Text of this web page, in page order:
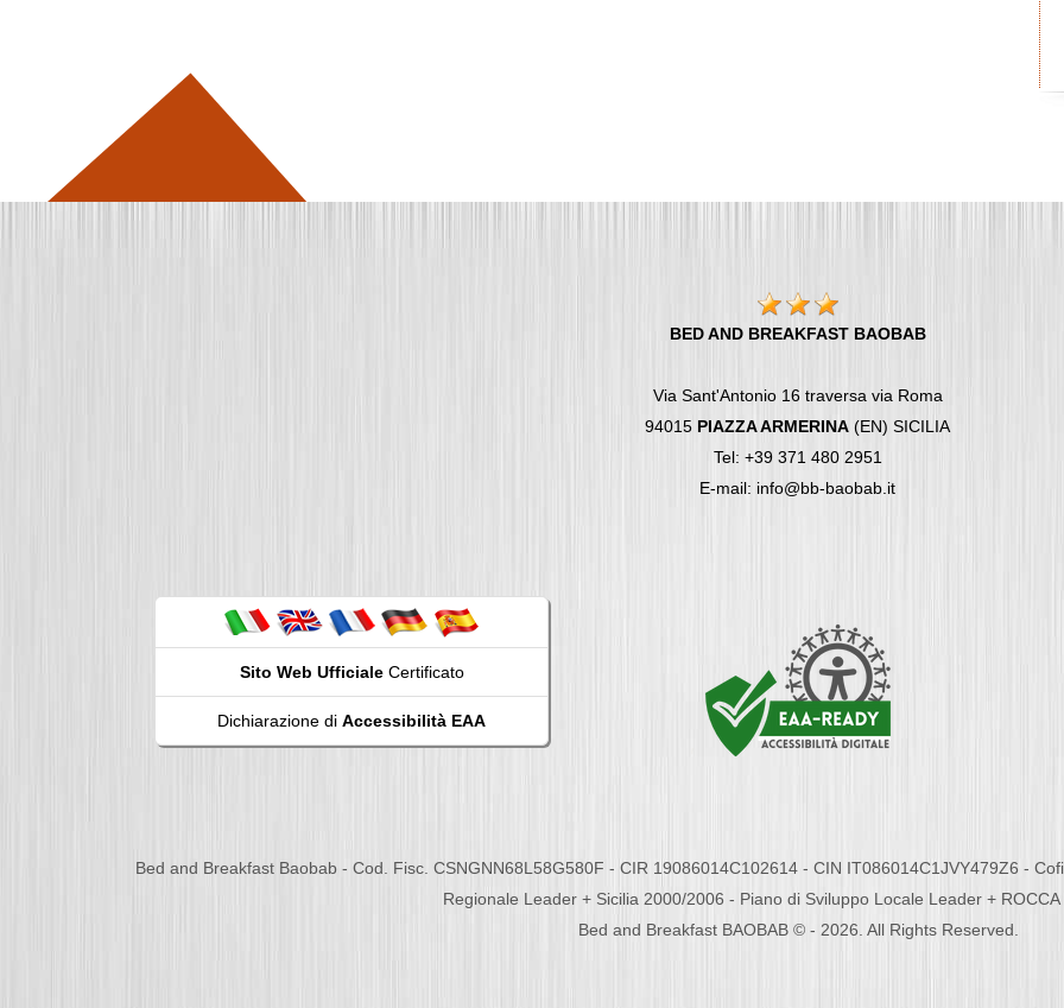
BED AND BREAKFAST BAOBAB
Via Sant'Antonio 16 traversa via Roma
94015 PIAZZA ARMERINA (EN) SICILIA
Tel: +39 371 480 2951
E-mail: info@bb-baobab.it
Sito Web UfficialeCertificato
Dichiarazione di Accessibilità EAA
Bed and Breakfast Baobab - Cod. Fisc. CSNGNN68L58G580F - CIR 19086014C102614 - CIN IT086014C1JVY479Z6 -
Regionale Leader + Sicilia 2000/2006 - Piano di Sviluppo Locale Leader + ROCCA
Bed and Breakfast BAOBAB © - 2026. All Rights Reserved.